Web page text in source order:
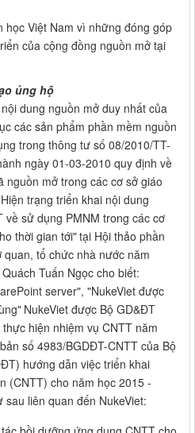
học Việt Nam vì những đóng góp
của cộng đồng nguồn mở tại
ủng hộ
dung nguồn mở duy nhất của
các sản phẩm phần mềm nguồn
trong thông tư số 08/2010/TT-
ngày 01-03-2010 quy định về
mở trong các cơ sở giáo
trạng triển khai nội dung
sử dụng PMNM trong các cơ
thời gian tới"tại Hội thảo phần
tổ chức nhà nước năm
Tuấn Ngọc cho biết:
server", "NukeViet được
NukeViet được Bộ GD&ĐT
hiện nhiệm vụ CNTT năm
số 4983/BGDĐT-CNTT của Bộ
hướng dẫn việc triển khai
(CNTT) cho năm học 2015 -
liên quan đến NukeViet: